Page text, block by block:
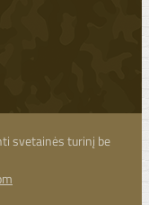
svetainės turinį be